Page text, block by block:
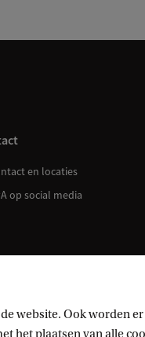
en locaties
op social media
website. Ook worden
het plaatsen van alle